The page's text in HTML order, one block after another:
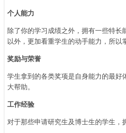
个人能力
除了你的学习成绩之外，拥有一些特
以外，更加看重学生的动手能力，所
奖励与荣誉
学生拿到的各类奖项是自身能力的最好
大帮助。
工作经验
对于那些申请研究生及博士生的学生，